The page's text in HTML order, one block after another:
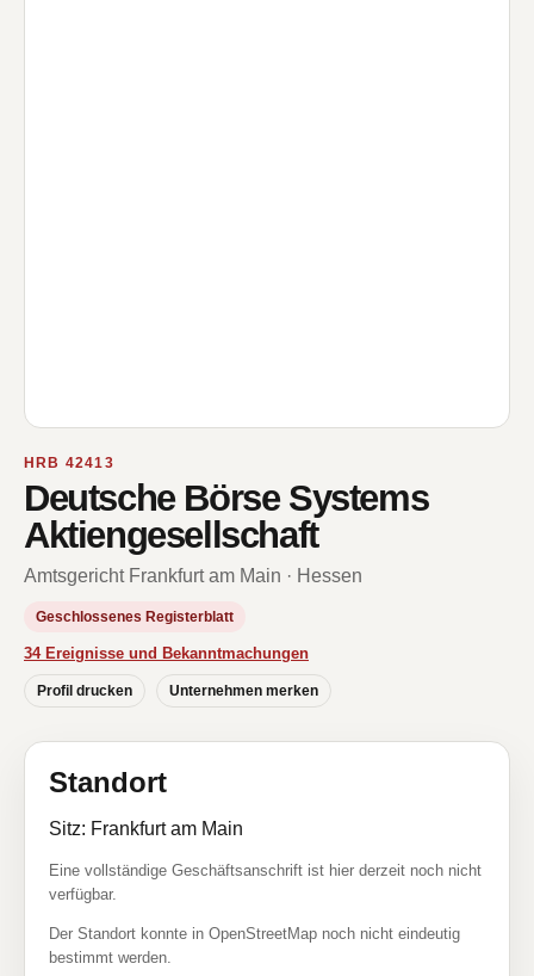
HRB 42413
Deutsche Börse Systems
Aktiengesellschaft
Amtsgericht Frankfurt am Main · Hessen
Geschlossenes Registerblatt
34 Ereignisse und Bekanntmachungen
Profil drucken Unternehmen merken
Standort
Sitz: Frankfurt am Main
Eine vollständige Geschäftsanschrift ist hier derzeit noch nicht
verfügbar.
Der Standort konnte in OpenStreetMap noch nicht eindeutig
bestimmt werden.